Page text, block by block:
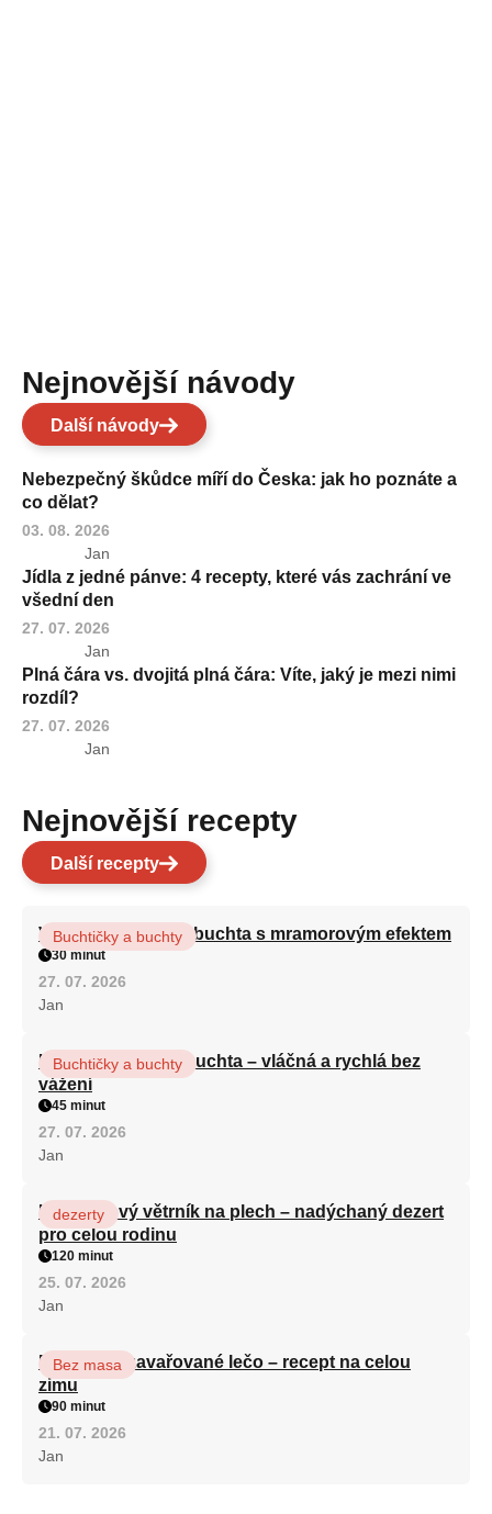
Nejnovější návody
Další návody
Nebezpečný škůdce míří do Česka: jak ho poznáte a
co dělat?
03. 08. 2026
Jan
Jídla z jedné pánve: 4 recepty, které vás zachrání ve
všední den
27. 07. 2026
Jan
Plná čára vs. dvojitá plná čára: Víte, jaký je mezi nimi
rozdíl?
27. 07. 2026
Jan
Nejnovější recepty
Další recepty
Vláčná olejová litá buchta s mramorovým efektem
Buchtičky a buchty
30 minut
27. 07. 2026
Jan
Hrnková maková buchta – vláčná a rychlá bez
vážení
Buchtičky a buchty
45 minut
27. 07. 2026
Jan
Karamelový větrník na plech – nadýchaný dezert
pro celou rodinu
dezerty
120 minut
25. 07. 2026
Jan
Babiččino zavařované lečo – recept na celou
zimu
Bez masa
90 minut
21. 07. 2026
Jan